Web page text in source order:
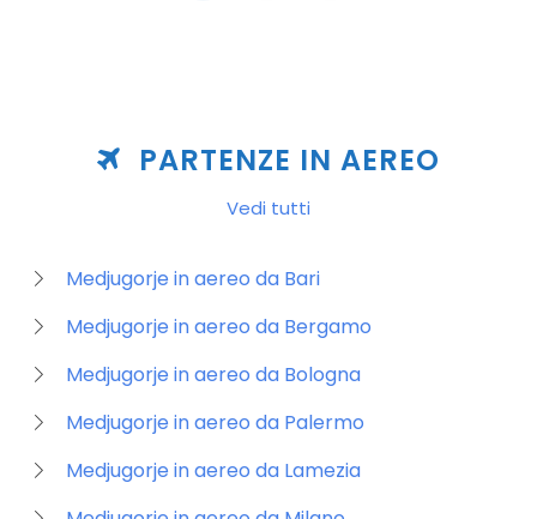
PARTENZE IN AEREO
Vedi tutti
Medjugorje in aereo da Bari
Medjugorje in aereo da Bergamo
Medjugorje in aereo da Bologna
Medjugorje in aereo da Palermo
Medjugorje in aereo da Lamezia